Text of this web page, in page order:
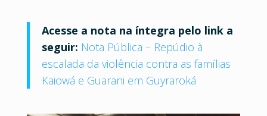
Acesse a nota na íntegra pelo link a
seguir: Nota Pública – Repúdio à
escalada da violência contra as famílias
Kaiowá e Guarani em Guyraroká